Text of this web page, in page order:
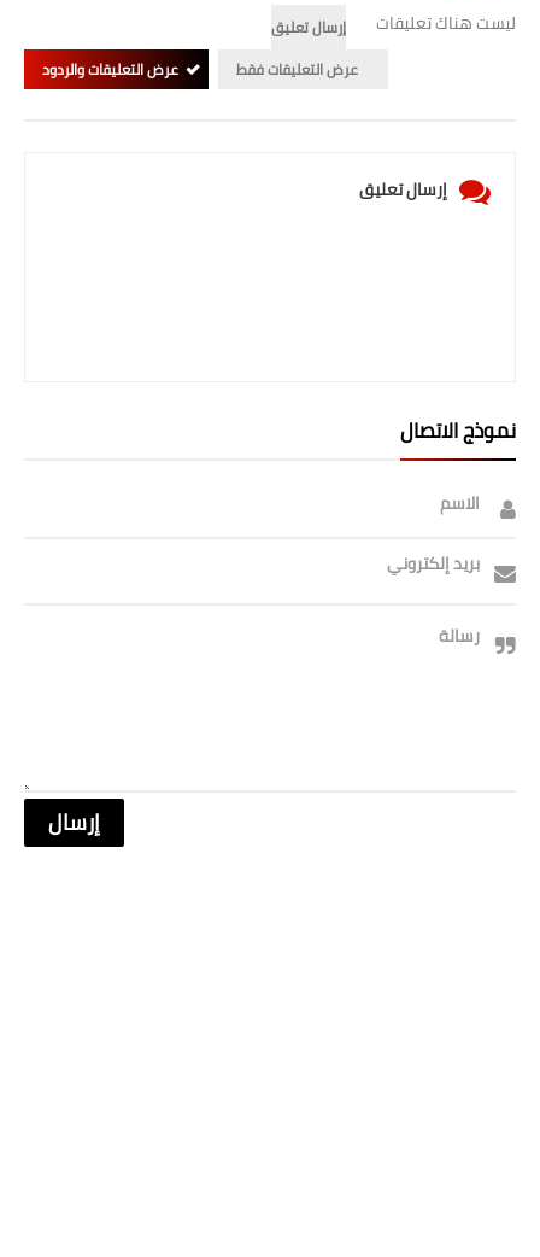
ليست هناك تعليقات
إرسال تعليق
عرض التعليقات فقط
عرض التعليقات والردود
إرسال تعليق
نموذج الاتصال
الاسم
بريد إلكتروني
رسالة